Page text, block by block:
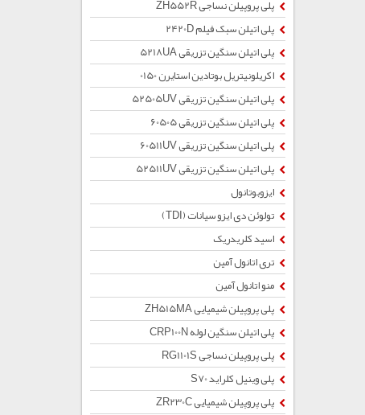
پلی پروپیلن نساجی ZH552R
پلی اتیلن سبک فیلم 2420D
پلی اتیلن سنگین تزریقی 5218UA
اکریلونیتریل بوتادین استایرن 0150
پلی اتیلن سنگین تزریقی 52505UV
پلی اتیلن سنگین تزریقی 60505
پلی اتیلن سنگین تزریقی 60511UV
پلی اتیلن سنگین تزریقی 52511UV
ایزوبوتانول
تولوئن دی ایزو سیانات (TDI)
اسید کلریدریک
تری اتانول آمین
منو اتانول آمین
پلی پروپیلن شیمیایی ZH515MA
پلی اتیلن سنگین لوله CRP100N
پلی پروپیلن نساجی RG1101S
پلی وینیل کلراید S70
پلی پروپیلن شیمیایی ZR230C